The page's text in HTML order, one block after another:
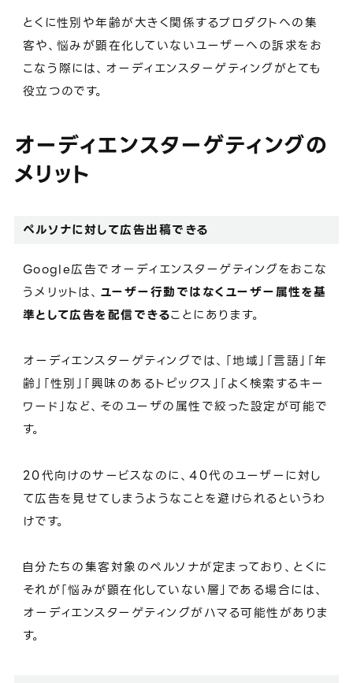
とくに性別や年齢が大きく関係するプロダクトへの集
客や、悩みが顕在化していないユーザーへの訴求をお
こなう際には、オーディエンスターゲティングがとても
役立つのです。
オーディエンスターゲティングの
メリット
ペルソナに対して広告出稿できる
Google広告でオーディエンスターゲティングをおこな
うメリットは、 ユーザー行動ではなくユーザー属性を基
準として広告を配信できることにあります。
オーディエンスターゲティングでは、「地域」「言語」「年
齢」「性別」「興味のあるトピックス」「よく検索するキー
ワード」など、そのユーザの属性で絞った設定が可能で
す。
20代向けのサービスなのに、40代のユーザーに対し
て広告を見せてしまうようなことを避けられるというわ
けです。
自分たちの集客対象のペルソナが定まっており、とくに
それが「悩みが顕在化していない層」である場合には、
オーディエンスターゲティングがハマる可能性がありま
す。